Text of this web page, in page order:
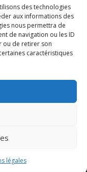
des technologies
aux informations des
nous permettra de
de navigation ou les ID
ou de retirer son
caractéristiques
légales
répondant aux plus
aux
Nous distribuons :
G5 des
puroBIO
et soins des
dans le Var,